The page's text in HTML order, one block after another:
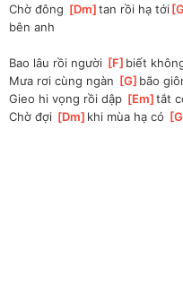
Chờ đông [Dm ]tan rồi hạ tới[G
bên anh
Bao lâu rồi người [F ]biết
Mưa rơi cùng ngàn [G ]bão
Gieo hi vọng rồi dập [Em ]tắt
Chờ đợi [Dm ]khi mùa hạ có [G